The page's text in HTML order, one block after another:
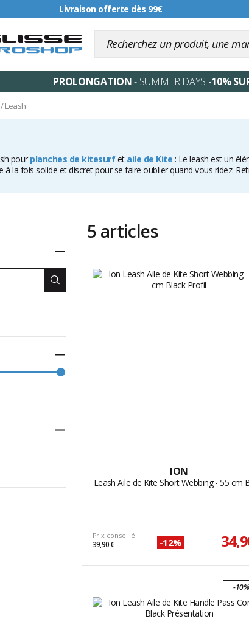
Livraison offerte dès 99€
PROLONGATION- SUMMER DAYS -10%
/Leash
pour planches de kitesurfet aile de Kite : Le leash est un
à la fois solide et discret pour se faire oublier quand vous ridez.
Replier
Replier
Replier
5 articles
ION
Leash Aile de Kite Short Webbing - 55 cm
Prix conseillé
39,90 € -12%
-